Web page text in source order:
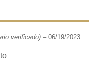
verificado) – 06/19/2023